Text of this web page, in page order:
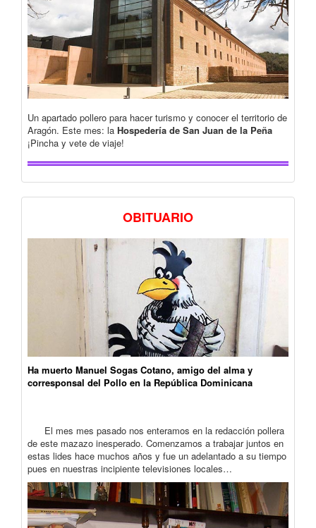
Un apartado pollero para hacer turismo y conocer el territorio de
Aragón. Este mes: la Hospedería de San Juan de la Peña
¡Pincha y vete de viaje!
OBITUARIO
Ha muerto Manuel Sogas Cotano, amigo del alma y
corresponsal del Pollo en la República Dominicana
El mes mes pasado nos enteramos en la redacción pollera
de este mazazo inesperado. Comenzamos a trabajar juntos en
estas lides hace muchos años y fue un adelantado a su tiempo
pues en nuestras incipiente televisiones locales…